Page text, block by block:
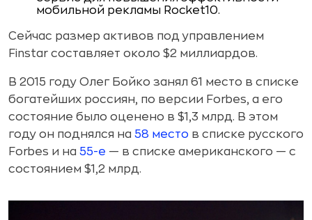
мобильной рекламы Rocket10.
Сейчас размер активов под управлением
Finstar составляет около $2 миллиардов.
В 2015 году Олег Бойко занял 61 место в списке
богатейших россиян, по версии Forbes, а его
состояние было оценено в $1,3 млрд. В этом
году он поднялся на 58 место в списке русского
Forbes и на 55-е — в списке американского — с
состоянием $1,2 млрд.